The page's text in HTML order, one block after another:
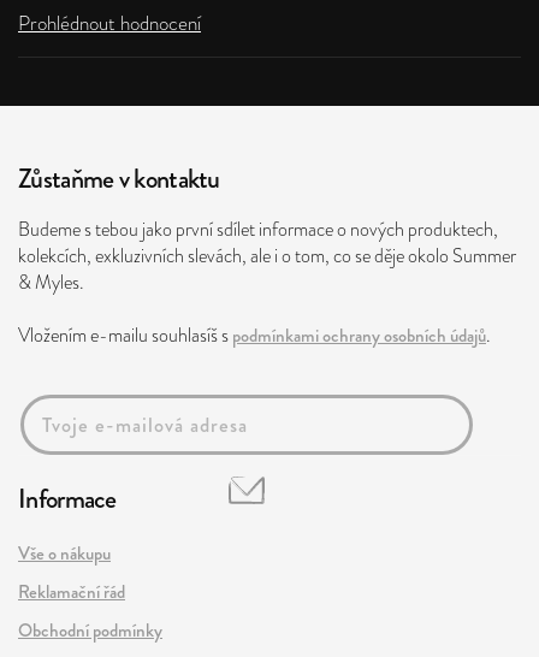
Prohlédnout hodnocení
Zůstaňme v kontaktu
Budeme s tebou jako první sdílet informace o nových produktech,
kolekcích, exkluzivních slevách, ale i o tom, co se děje okolo Summer
& Myles.
Vložením e-mailu souhlasíš spodmínkami ochrany osobních údajů.
Informace
Vše o nákupu
Reklamační řád
Obchodní podmínky